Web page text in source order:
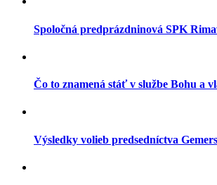
Spoločná predprázdninová SPK
Čo to znamená stáť v službe Bohu a
Výsledky volieb predsedníctva